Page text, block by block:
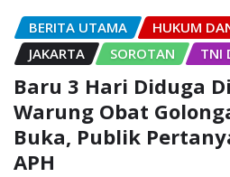
BERITA UTAMA
HUKUM
JAKARTA
SOROTAN TNI
Baru 3 Hari Diduga
Warung Obat
Buka, Publik
APH